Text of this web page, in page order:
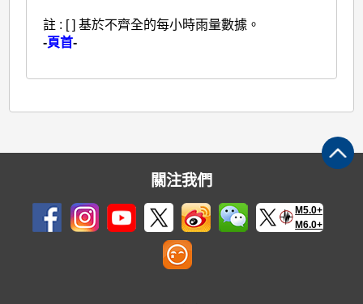
註 : [ ] 基於不齊全的每小時雨量數據。
-頁首-
關注我們
M5.0+
M6.0+